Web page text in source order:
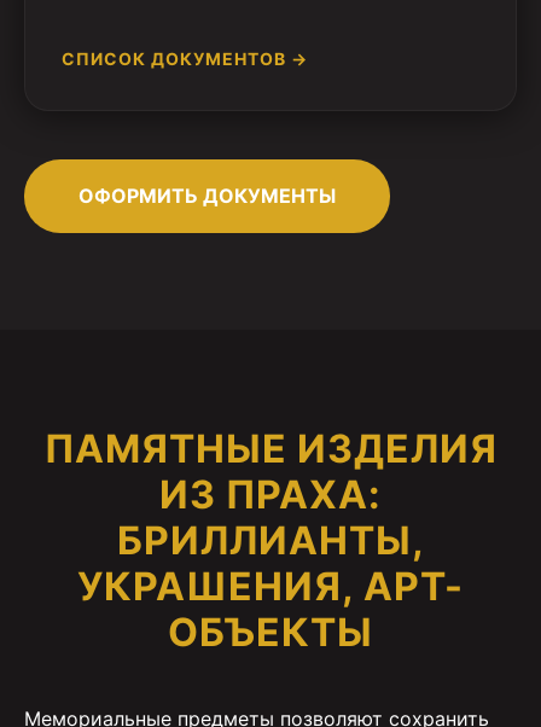
СПИСОК ДОКУМЕНТОВ →
ОФОРМИТЬ ДОКУМЕНТЫ
ПАМЯТНЫЕ ИЗДЕЛИЯ
ИЗ ПРАХА:
БРИЛЛИАНТЫ,
УКРАШЕНИЯ, АРТ-
ОБЪЕКТЫ
Мемориальные предметы позволяют сохранить